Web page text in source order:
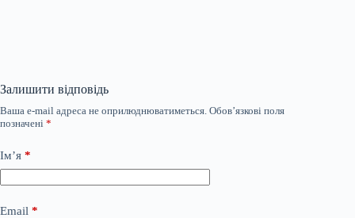
Залишити відповідь
Ваша e-mail адреса не оприлюднюватиметься. Обов’язкові поля
позначені *
Ім’я *
Email *